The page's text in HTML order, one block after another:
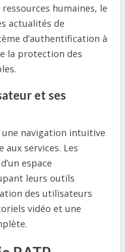
humaines, le
actualités de
d’authentification à
la protection des
et ses
une navigation intuitive
aux services. Les
espace
leurs outils
des utilisateurs
vidéo et une